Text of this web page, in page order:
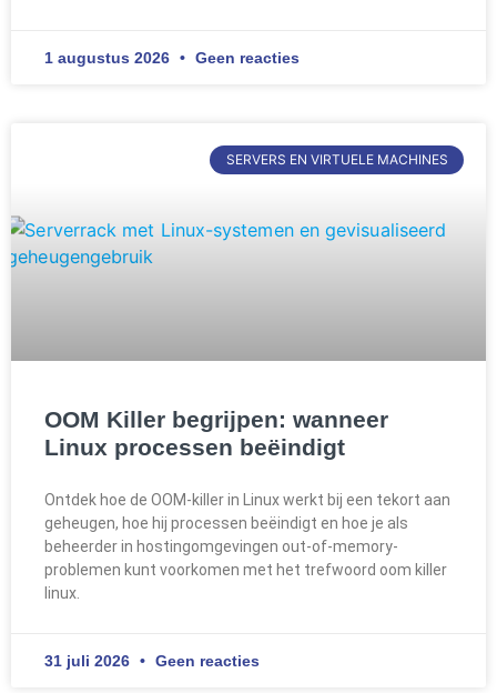
1 augustus 2026 Geen reacties
SERVERS EN VIRTUELE MACHINES
OOM Killer begrijpen: wanneer
Linux processen beëindigt
Ontdek hoe de OOM-killer in Linux werkt bij een tekort aan
geheugen, hoe hij processen beëindigt en hoe je als
beheerder in hostingomgevingen out-of-memory-
problemen kunt voorkomen met het trefwoord oom killer
linux.
31 juli 2026 Geen reacties